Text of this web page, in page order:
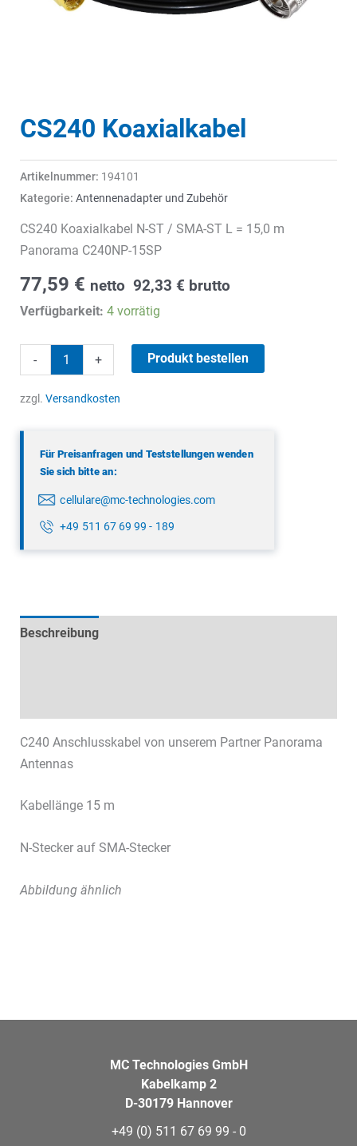
CS240 Koaxialkabel
Artikelnummer: 194101
Kategorie: Antennenadapter und Zubehör
CS240 Koaxialkabel N-ST / SMA-ST L = 15,0 m
Panorama C240NP-15SP
77,59 € netto 92,33 € brutto
Verfügbarkeit: 4 vorrätig
-
Koaxialkabel
Menge
+ Produkt bestellen
zzgl. Versandkosten
Für Preisanfragen und Teststellungen wenden
Sie sich bitte an:
cellulare@mc-technologies.com
+49 511 67 69 99 - 189
Beschreibung
C240 Anschlusskabel von unserem Partner Panorama
Antennas
Kabellänge 15 m
N-Stecker auf SMA-Stecker
Abbildung ähnlich
MC Technologies GmbH
Kabelkamp 2
D-30179 Hannover
+49 (0) 511 67 69 99 - 0